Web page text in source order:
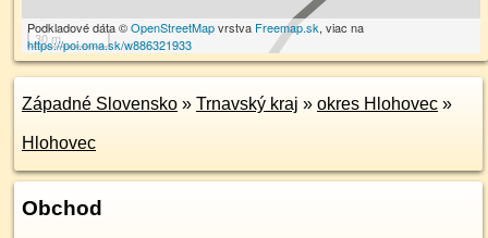
30 m
Podkladové dáta ©OpenStreetMapvrstva Freemap.sk, viac na
https://poi.oma.sk/w886321933
Západné Slovensko » Trnavský kraj » okres Hlohovec »
Hlohovec
Obchod